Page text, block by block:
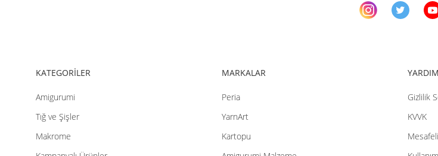
Gönder
KATEGORİLER
Amigurumi
Tığ ve Şişler
Makrome
MARKALAR
Peria
YarnArt
Kartopu
YARDIM
Gizlilik
KVVK